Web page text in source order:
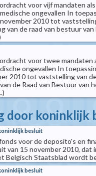
voor vijf mandaten
ongevallen In
2010 tot
van de raad van bestuur
voor twee mandaten
ongevallen In
2010 tot vaststelling van
de Raad van Bestuur van
door koninklijk
besluit
voor de deposito's en
van 15 november 2010,
Belgisch Staatsblad wordt
besluit